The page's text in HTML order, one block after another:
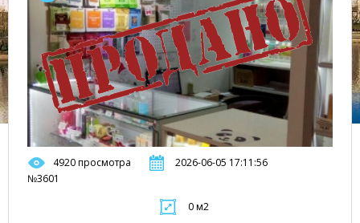
4920 просмотра
2026-06-05 17:11:56
№3601
0 м2